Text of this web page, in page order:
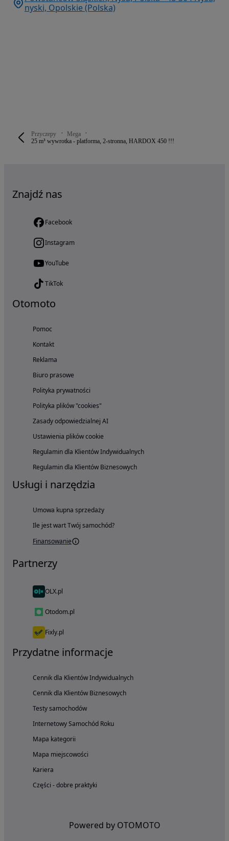
Przyczepy
Mega
25 m³ wywrotka - platforma, 2-stronna, HARDOX 450 !!!
nyski, Opolskie (Polska)
Znajdź nas
Facebook
Instagram
YouTube
TikTok
Otomoto
Pomoc
Kontakt
Reklama
Biuro prasowe
Polityka prywatności
Polityka plików "cookies"
Zasady odpowiedzialnej AI
Ustawienia plików cookie
Regulamin dla Klientów Indywidualnych
Regulamin dla Klientów Biznesowych
Usługi i narzędzia
Umowa kupna sprzedaży
Ile jest wart Twój samochód?
Finansowanie
Partnerzy
OLX.pl
Otodom.pl
Fixly.pl
Przydatne informacje
Cennik dla Klientów Indywidualnych
Cennik dla Klientów Biznesowych
Testy samochodów
Internetowy Samochód Roku
Mapa kategorii
Mapa miejscowości
Kariera
Części - dobre praktyki
Powered by OTOMOTO